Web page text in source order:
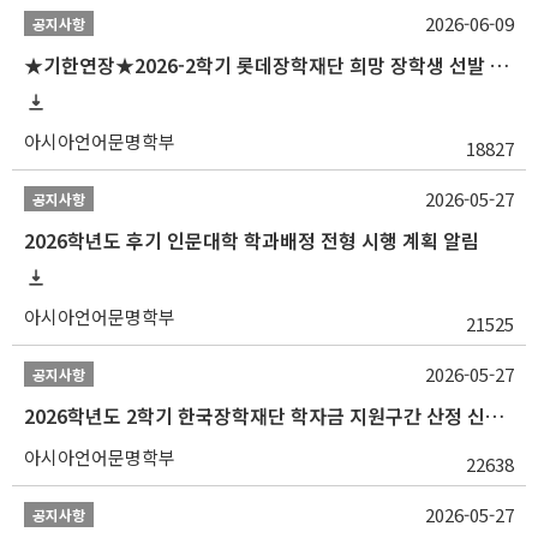
공지사항
★기한연장★2026-2학기 롯데장학재단 희망 장학생 선발 안내(~6/15
아시아언어문명학부 18827
2026-06-09
공지사항
2026학년도 후기 인문대학 학과배정 전형 시행 계획 알림
아시아언어문명학부 21525
2026-05-27
공지사항
2026학년도 2학기 한국장학재단 학자금 지원구간 산정 신청 안내
아시아언어문명학부 22638
2026-05-27
공지사항 2026-05-27